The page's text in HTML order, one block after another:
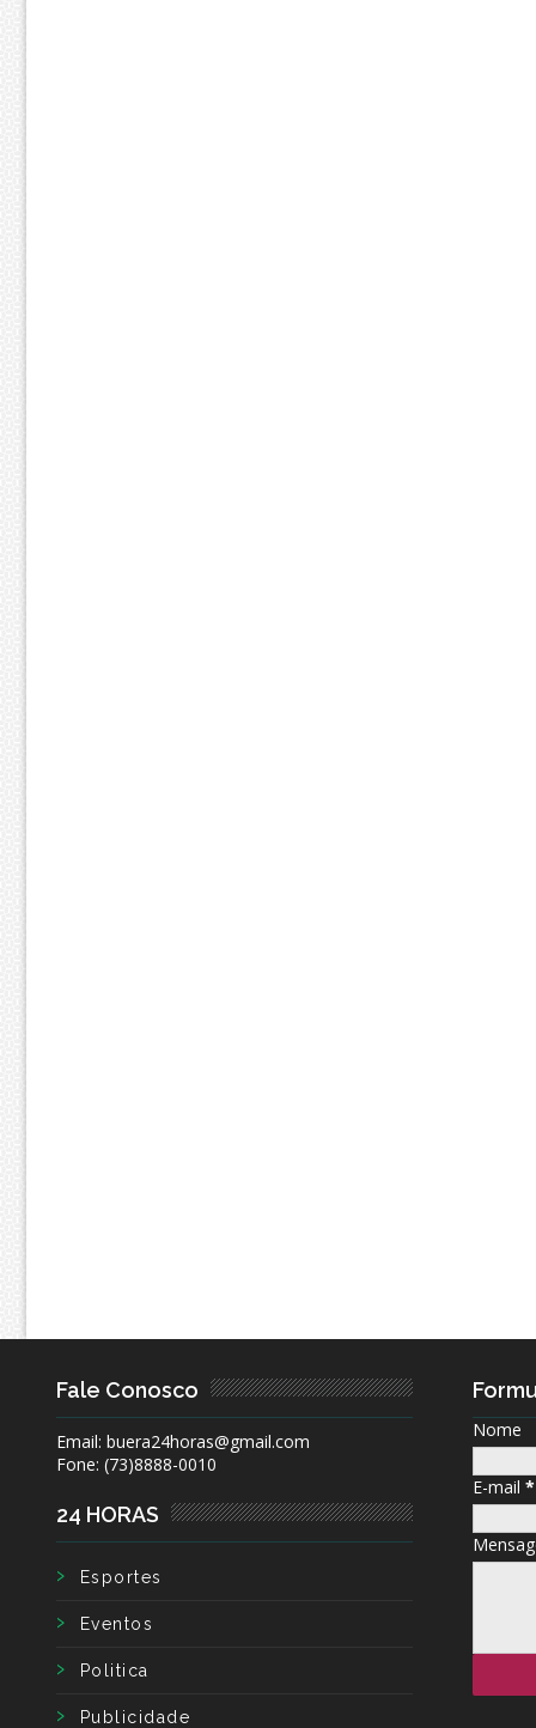
Fale Conosco
Email: buera24horas@gmail.com
Fone: (73)8888-0010
24 HORAS
Esportes
Eventos
Politica
Publicidade
Nome
E-mail *